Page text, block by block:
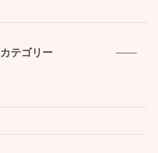
カテゴリー